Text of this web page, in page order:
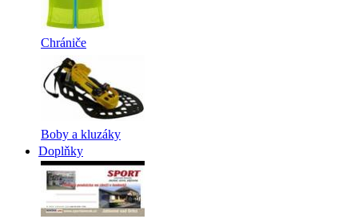
Chrániče
Boby a kluzáky
Doplňky